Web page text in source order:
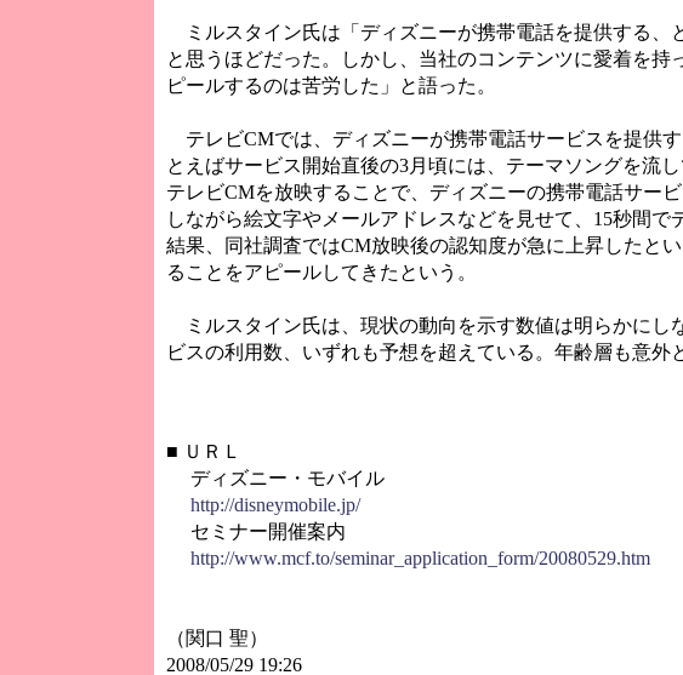
ミルスタイン氏は「ディズニーが携帯電話を提供する、
と思うほどだった。しかし、当社のコンテンツに愛着を
ピールするのは苦労した」と語った。
テレビCMでは、ディズニーが携帯電話サービスを提供
とえばサービス開始直後の3月頃には、テーマソングを流
テレビCMを放映することで、ディズニーの携帯電話サー
しながら絵文字やメールアドレスなどを見せて、15秒間
結果、同社調査ではCM放映後の認知度が急に上昇したと
ることをアピールしてきたという。
ミルスタイン氏は、現状の動向を示す数値は明らかにし
ビスの利用数、いずれも予想を超えている。年齢層も意外
■ ＵＲＬ
ディズニー・モバイル
http://disneymobile.jp/
セミナー開催案内
http://www.mcf.to/seminar_application_form/20080529.htm
（関口 聖）
2008/05/29 19:26